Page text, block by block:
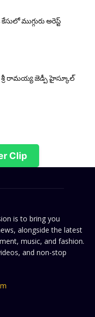
ముగ్గురు అరెస్ట్
శ్రీ రామయ్య జెడ్పీ హైస్కూల్
Clip
is to bring you
alongside the latest
music, and fashion.
and non-stop